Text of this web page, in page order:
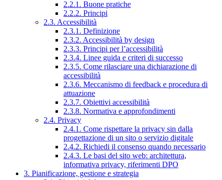
2.2.1. Buone pratiche
2.2.2. Principi
2.3. Accessibilità
2.3.1. Definizione
2.3.2. Accessibilità by design
2.3.3. Principi per l’accessibilità
2.3.4. Linee guida e criteri di successo
2.3.5. Come rilasciare una dichiarazione di
accessibilità
2.3.6. Meccanismo di feedback e procedura di
attuazione
2.3.7. Obiettivi accessibilità
2.3.8. Normativa e approfondimenti
2.4. Privacy
2.4.1. Come rispettare la privacy sin dalla
progettazione di un sito o servizio digitale
2.4.2. Richiedi il consenso quando necessario
2.4.3. Le basi del sito web: architettura,
informativa privacy, riferimenti DPO
3. Pianificazione, gestione e strategia